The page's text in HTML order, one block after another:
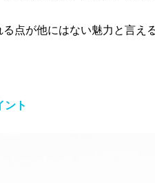
点が他にはない魅力と言え
ント